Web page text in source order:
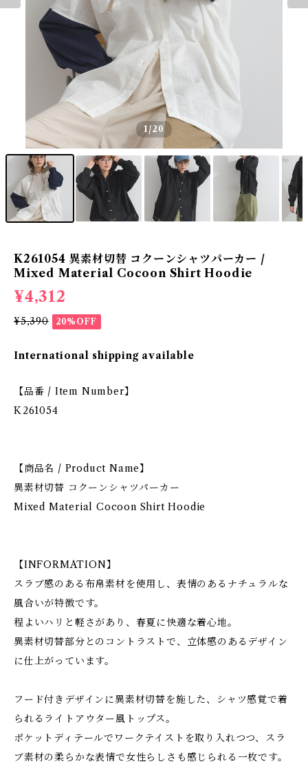
1/20
K261054 異素材切替 コクーンシャツパーカー /
Mixed Material Cocoon Shirt Hoodie
¥4,312
¥5,390 20%OFF
International shipping available
【品番 / Item Number】
K261054
【商品名 / Product Name】
異素材切替 コクーンシャツパーカー
Mixed Material Cocoon Shirt Hoodie
【INFORMATION】
スラブ感のある布帛素材を使用し、表情のあるナチュラルな
風合いが特徴です。
程よいハリと軽さがあり、春夏に快適な着心地。
異素材切替部分とのコントラストで、立体感のあるデザイン
に仕上がっています。
フード付きデザインに異素材切替を施した、シャツ感覚で着
られるライトアウター風トップス。
ポケットディテールでワークテイストを取り入れつつ、スラ
ブ素材の柔らかな表情で女性らしさも感じられる一枚です。